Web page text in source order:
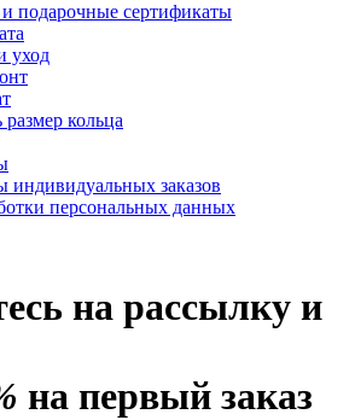
подарочные сертификаты
уход
кольца
индивидуальных заказов
персональных данных
на рассылку и
на первый заказ